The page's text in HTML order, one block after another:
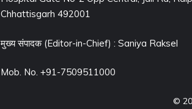
Chhattisgarh 492001
मुख्य संपादक (Editor-in-Chief) : Saniya Raksel
Mob. No. +91-7509511000
©